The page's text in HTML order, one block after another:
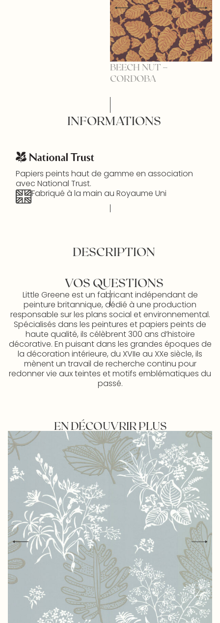
BEECH NUT –
CORDOBA
INFORMATIONS
Papiers peints haut de gamme en association
avec National Trust.
Fabriqué à la main au Royaume Uni
DESCRIPTION
VOS QUESTIONS
Little Greene est un fabricant indépendant de
peinture britannique, dédié à une production
responsable sur les plans social et environnemental.
Spécialisés dans les peintures et papiers peints de
haute qualité, ils célèbrent 300 ans d’histoire
décorative. En puisant dans les grandes époques de
la décoration intérieure, du XVIIe au XXe siècle, ils
mènent un travail de recherche continu pour
redonner vie aux teintes et motifs emblématiques du
passé.
EN DÉCOUVRIR PLUS